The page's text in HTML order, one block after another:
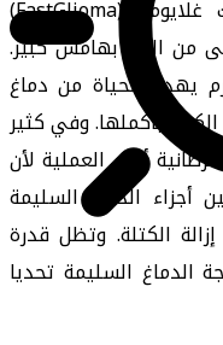
تفوقت التكنولوجيا المسماة “فاست غلايوما” (FastGlioma)
من الورم بهامش كبير.
يهدد الحياة من دماغ
بأكملها. وفي كثير
أثناء العملية لأن
أجزاء الدماغ السليمة
الكتلة. وتظل قدرة
الدماغ السليمة تحديا